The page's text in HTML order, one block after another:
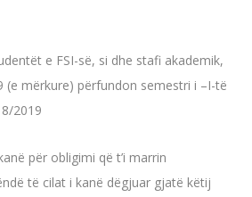
e FSI-së, si dhe stafi akademik,
(e mërkure) përfundon semestri i –I-të
2019
për obligimi që t’i marrin
të cilat i kanë dëgjuar gjatë këtij